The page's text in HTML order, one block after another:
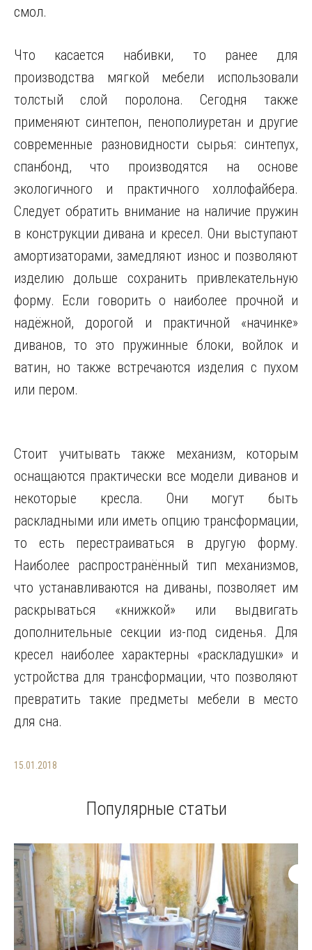
смол.
Что касается набивки, то ранее для
производства мягкой мебели использовали
толстый слой поролона. Сегодня также
применяют синтепон, пенополиуретан и другие
современные разновидности сырья: синтепух,
спанбонд, что производятся на основе
экологичного и практичного холлофайбера.
Следует обратить внимание на наличие пружин
в конструкции дивана и кресел. Они выступают
амортизаторами, замедляют износ и позволяют
изделию дольше сохранить привлекательную
форму. Если говорить о наиболее прочной и
надёжной, дорогой и практичной «начинке»
диванов, то это пружинные блоки, войлок и
ватин, но также встречаются изделия с пухом
или пером.
Стоит учитывать также механизм, которым
оснащаются практически все модели диванов и
некоторые кресла. Они могут быть
раскладными или иметь опцию трансформации,
то есть перестраиваться в другую форму.
Наиболее распространённый тип механизмов,
что устанавливаются на диваны, позволяет им
раскрываться «книжкой» или выдвигать
дополнительные секции из-под сиденья. Для
кресел наиболее характерны «раскладушки» и
устройства для трансформации, что позволяют
превратить такие предметы мебели в место
для сна.
15.01.2018
Популярные статьи